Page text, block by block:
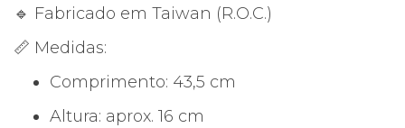
🔹 Fabricado em Taiwan (R.O.C.)
📏 Medidas:
Comprimento: 43,5 cm
Altura: aprox. 16 cm